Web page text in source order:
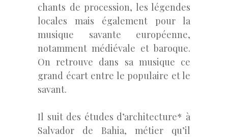
chants de procession, les légendes
locales mais également pour la
musique savante européenne,
notamment médiévale et baroque.
On retrouve dans sa musique ce
grand écart entre le populaire et le
savant.
Il suit des études d’architecture* à
Salvador de Bahia, métier qu’il